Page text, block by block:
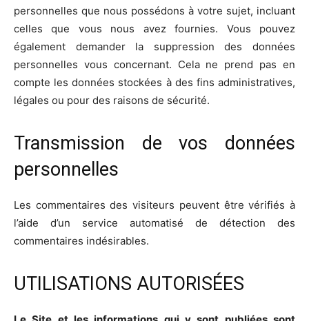
personnelles que nous possédons à votre sujet, incluant
celles que vous nous avez fournies. Vous pouvez
également demander la suppression des données
personnelles vous concernant. Cela ne prend pas en
compte les données stockées à des fins administratives,
légales ou pour des raisons de sécurité.
Transmission de vos données
personnelles
Les commentaires des visiteurs peuvent être vérifiés à
l’aide d’un service automatisé de détection des
commentaires indésirables.
UTILISATIONS AUTORISÉES